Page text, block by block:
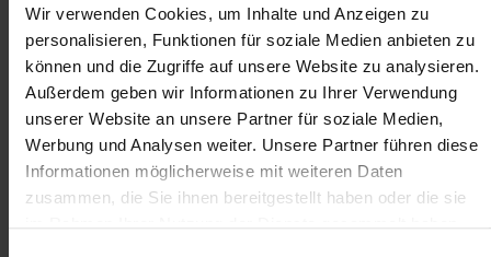
Wir verwenden Cookies, um Inhalte und Anzeigen zu
personalisieren, Funktionen für soziale Medien anbieten zu
können und die Zugriffe auf unsere Website zu analysieren.
Außerdem geben wir Informationen zu Ihrer Verwendung
unserer Website an unsere Partner für soziale Medien,
Werbung und Analysen weiter. Unsere Partner führen diese
Informationen möglicherweise mit weiteren Daten
zusammen, die Sie ihnen bereitgestellt haben oder die sie
Soziale Absicherung durch
TTI-Betriebsrat und
Fairnessabkommen
Tolle Aus- und
Weiterbildungsangebote
Weitere interessante Jobmöglichkeiten
Maschinenbediener (m/w/d)